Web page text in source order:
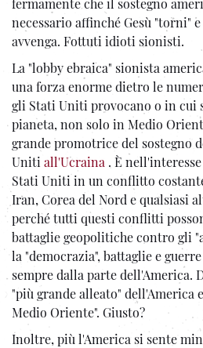
fermamente che il sostegno
necessario affinché Gesù "torni"
avvenga. Fottuti idioti sionisti.
La "lobby ebraica" sionista
una forza enorme dietro le
gli Stati Uniti provocano o in
pianeta, non solo in Medio
grande promotrice del sostegno
Uniti all'Ucraina . È
Stati Uniti in un conflitto
Iran, Corea del Nord e qualsiasi
perché tutti questi conflitti
battaglie geopolitiche contro gli
la "democrazia", ​​battaglie e
sempre dalla parte dell'America.
"più grande alleato" dell'America
Medio Oriente". Giusto?
Inoltre, più l'America si sente